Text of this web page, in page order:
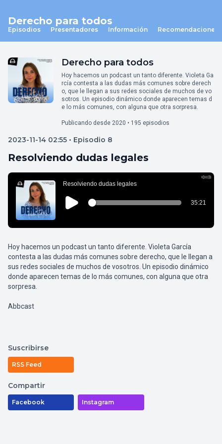
Derecho para todos
Episodios Presentadores Información Recomendaciones
Derecho para todos
Hoy hacemos un podcast un tanto diferente. Violeta Ga
rcía contesta a las dudas más comunes sobre derech
o, que le llegan a sus redes sociales de muchos de vo
sotros. Un episodio dinámico donde aparecen temas d
e lo más comunes, con alguna que otra sorpresa.
Publicando desde 2020 • 195 episodios
2023-11-14 02:55 • Episodio 8
Resolviendo dudas legales
Hoy hacemos un podcast un tanto diferente. Violeta García
contesta a las dudas más comunes sobre derecho, que le llegan a
sus redes sociales de muchos de vosotros. Un episodio dinámico
donde aparecen temas de lo más comunes, con alguna que otra
sorpresa.
Abbcast
Suscribirse
RSS Feed
Compartir
Facebook Instagram